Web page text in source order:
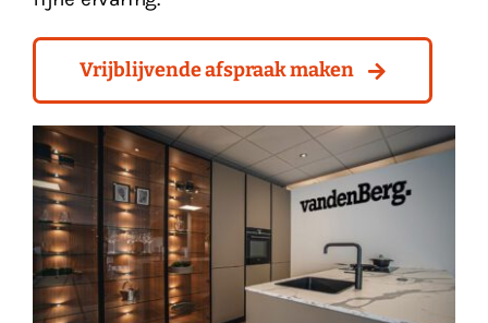
Vrijblijvende afspraak maken